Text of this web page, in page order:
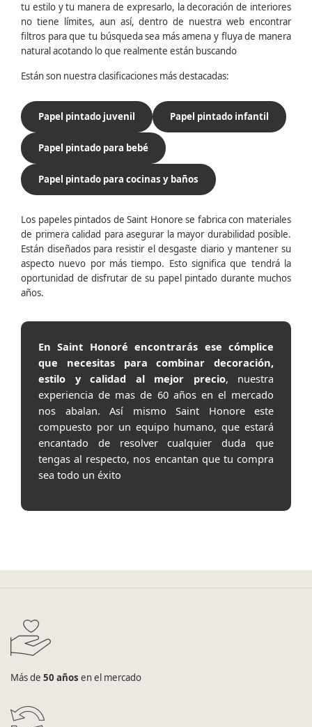
tu estilo y tu manera de expresarlo, la decoración de interiores
no tiene límites, aun así, dentro de nuestra web encontrar
filtros para que tu búsqueda sea más amena y fluya de manera
natural acotando lo que realmente están buscando
Están son nuestra clasificaciones más destacadas:
Papel pintado juvenil Papel pintado infantil
Papel pintado para bebé
Papel pintado para cocinas y baños
Los papeles pintados de Saint Honore se fabrica con materiales
de primera calidad para asegurar la mayor durabilidad posible.
Están diseñados para resistir el desgaste diario y mantener su
aspecto nuevo por más tiempo. Esto significa que tendrá la
oportunidad de disfrutar de su papel pintado durante muchos
años.
En Saint Honoré encontrarás ese cómplice
que necesitas para combinar decoración,
estilo y calidad al mejor precio, nuestra
experiencia de mas de 60 años en el mercado
nos abalan. Así mismo Saint Honore este
compuesto por un equipo humano, que estará
encantado de resolver cualquier duda que
tengas al respecto, nos encantan que tu compra
sea todo un éxito
Más de 50 años en el mercado